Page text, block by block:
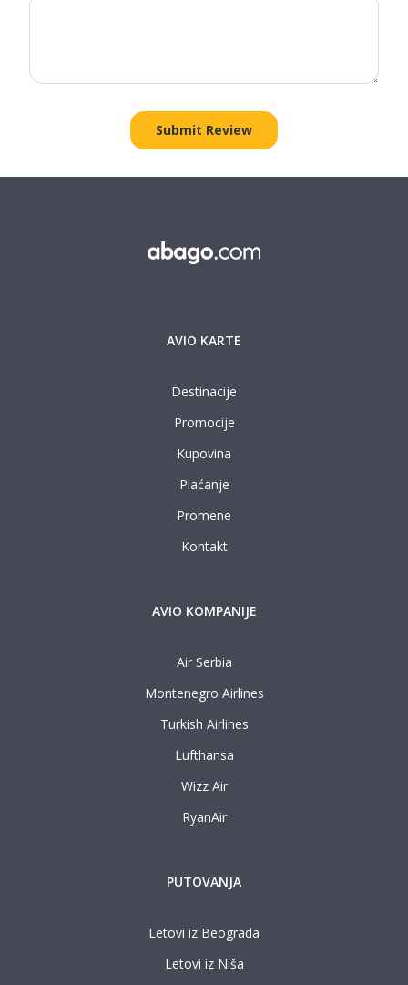
AVIO KARTE
Destinacije
Promocije
Kupovina
Plaćanje
Promene
Kontakt
AVIO KOMPANIJE
Air Serbia
Montenegro Airlines
Turkish Airlines
Lufthansa
Wizz Air
RyanAir
PUTOVANJA
Letovi iz Beograda
Letovi iz Niša